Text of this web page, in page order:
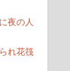
夜の人
れ花筏